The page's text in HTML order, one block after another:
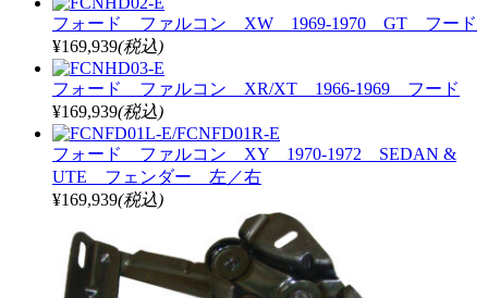
フォード ファルコン XW 1969-1970 GT フード
¥169,939(税込)
フォード ファルコン XR/XT 1966-1969 フード
¥169,939(税込)
フォード ファルコン XY 1970-1972 SEDAN &
UTE フェンダー 左／右
¥169,939(税込)